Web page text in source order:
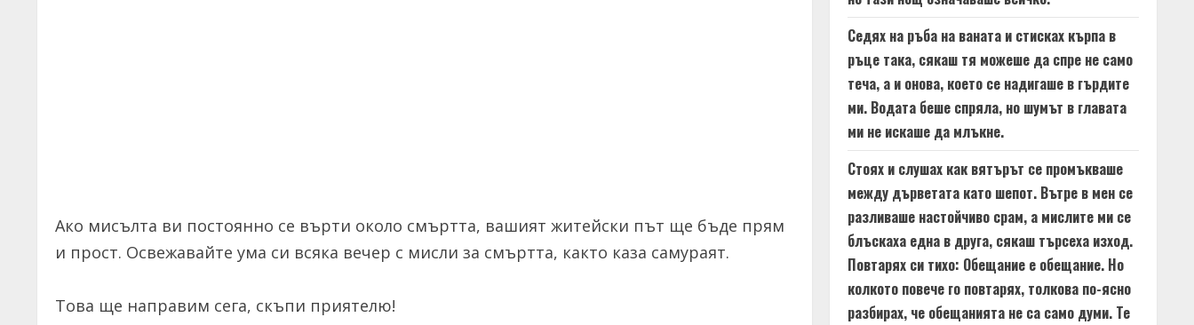
Ако мисълта ви постоянно се върти около смъртта, вашият житейски път ще бъде прям
и прост. Освежавайте ума си всяка вечер с мисли за смъртта, както каза самураят.
Това ще направим сега, скъпи приятелю!
Седях на ръба на ваната и стисках кърпа в
ръце така, сякаш тя можеше да спре не само
теча, а и онова, което се надигаше в гърдите
ми. Водата беше спряла, но шумът в главата
ми не искаше да млъкне.
Стоях и слушах как вятърът се промъкваше
между дърветата като шепот. Вътре в мен се
разливаше настойчиво срам, а мислите ми се
блъскаха една в друга, сякаш търсеха изход.
Повтарях си тихо: Обещание е обещание. Но
колкото повече го повтарях, толкова по-ясно
разбирах, че обещанията не са само думи. Те